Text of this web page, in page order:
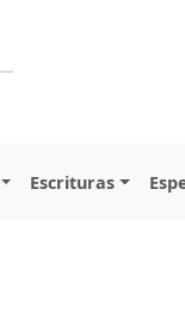
Escrituras